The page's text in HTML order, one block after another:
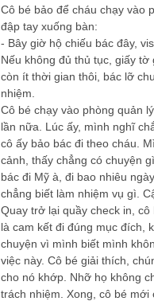
Cô bé bảo để cháu chạy vào
đập tay xuống bàn:
- Bây giờ hộ chiếu bác đây,
Nếu không đủ thủ tục, giấy
còn ít thời gian thôi, bác lỡ
nhiệm.
Cô bé chạy vào phòng quản
lần nữa. Lúc ấy, mình nghĩ
cô ấy bảo bác đi theo cháu.
cảnh, thấy chẳng có chuyện
bác đi Mỹ à, đi bao nhiêu
chẳng biết làm nhiệm vụ gì.
Quay trở lại quầy check in,
là cam kết đi đúng mục đích,
chuyện vì mình biết mình
việc này. Cô bé giải thích,
cho nó khớp. Nhỡ họ không
trách nhiệm. Xong, cô bé